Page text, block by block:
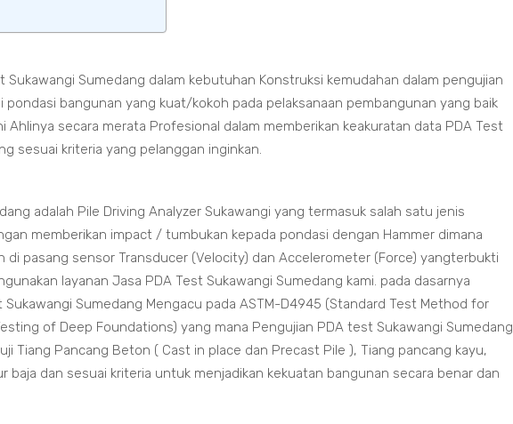
Sukawangi Sumedang dalam kebutuhan Konstruksi kemudahan dalam pengujian
pondasi bangunan yang kuat/kokoh pada pelaksanaan pembangunan yang baik
Ahlinya secara merata Profesional dalam memberikan keakuratan data PDA Test
sesuai kriteria yang pelanggan inginkan.
adalah Pile Driving Analyzer Sukawangi yang termasuk salah satu jenis
memberikan impact / tumbukan kepada pondasi dengan Hammer dimana
pasang sensor Transducer (Velocity) dan Accelerometer (Force) yangterbukti
layanan Jasa PDA Test Sukawangi Sumedang kami. pada dasarnya
Sukawangi Sumedang Mengacu pada ASTM-D4945 (Standard Test Method for
of Deep Foundations) yang mana Pengujian PDA test Sukawangi Sumedang
Tiang Pancang Beton ( Cast in place dan Precast Pile ), Tiang pancang kayu,
baja dan sesuai kriteria untuk menjadikan kekuatan bangunan secara benar dan